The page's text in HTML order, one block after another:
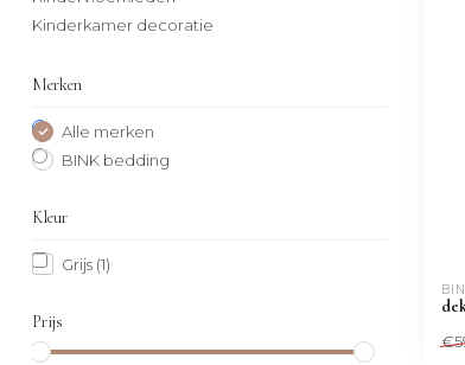
Kinderkamer decoratie
Merken
Alle merken
BINK bedding
Kleur
Grijs (1)
Prijs